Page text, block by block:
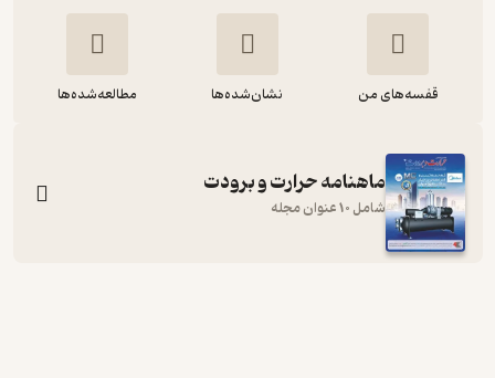
قفسه‌های من نشان‌شده‌ها مطالعه‌شده‌ها
ماهنامه حرارت و برودت
شامل 10 عنوان مجله